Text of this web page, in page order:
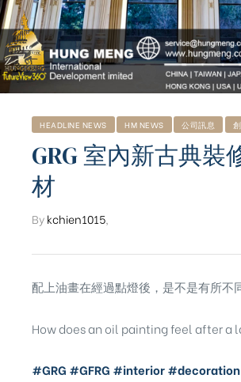
HEADLINE NEWS HM NEWS 公司訊息
GRG 室內新古典裝
材
Bykchien1015,
配上油畫在經過點燈後，是不是有所不
How does an oil painting feel after a
#GRG #GFRG #interior#decoration
含日本